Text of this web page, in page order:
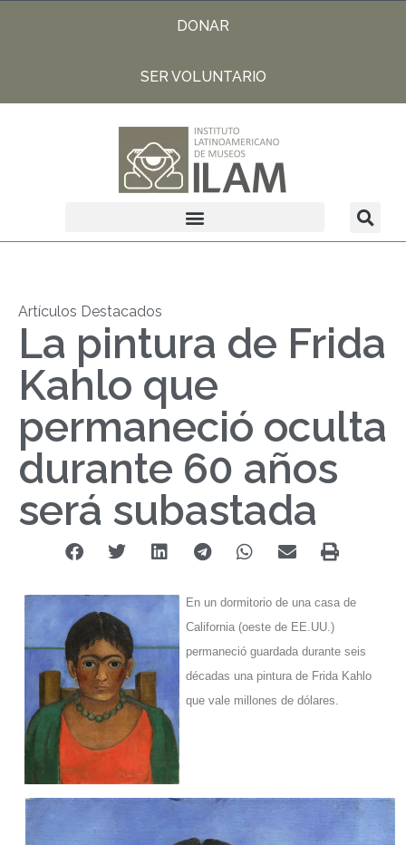
DONAR
SER VOLUNTARIO
Artículos Destacados
La pintura de Frida
Kahlo que
permaneció oculta
durante 60 años
será subastada
En un dormitorio de una casa de
California (oeste de EE.UU.)
permaneció guardada durante seis
décadas una pintura de Frida Kahlo
que vale millones de dólares.